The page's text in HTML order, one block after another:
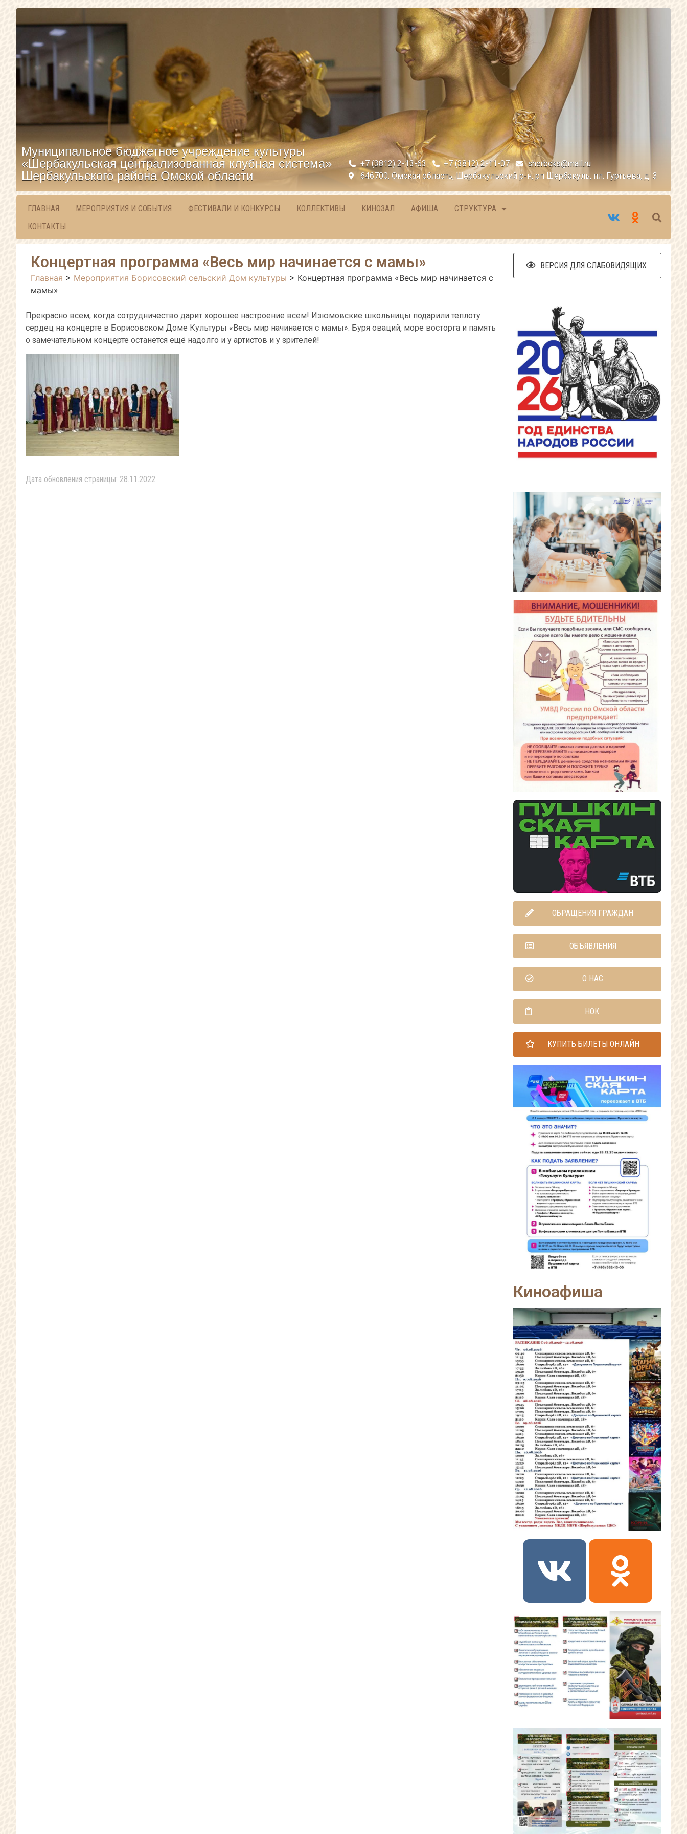
Муниципальное бюджетное учреждение культуры
«Шербакульская централизованная клубная система»
Шербакульского района Омской области
+7 (3812) 2-13-63 +7 (3812) 2-11-07
sherbcks@mail.ru
646700, Омская область, Шербакульский р-н, рп Шербакуль, пл. Гуртьева, д. 3
ГЛАВНАЯ МЕРОПРИЯТИЯ И СОБЫТИЯ ФЕСТИВАЛИ И КОНКУРСЫ КОЛЛЕКТИВЫ КИНОЗАЛ АФИША
СТРУКТУРА
КОНТАКТЫ
Концертная программа «Весь мир начинается с мамы»
Главная > Мероприятия Борисовский сельский Дом культуры > Концертная программа «Весь мир начинается с
мамы»
Прекрасно всем, когда сотрудничество дарит хорошее настроение всем! Изюмовские школьницы подарили теплоту
сердец на концерте в Борисовском Доме Культуры «Весь мир начинается с мамы». Буря оваций, море восторга и память
о замечательном концерте останется ещё надолго и у артистов и у зрителей!
Дата обновления страницы: 28.11.2022
ВЕРСИЯ ДЛЯ СЛАБОВИДЯЩИХ
ОБРАЩЕНИЯ ГРАЖДАН
ОБЪЯВЛЕНИЯ
О НАС
НОК
КУПИТЬ БИЛЕТЫ ОНЛАЙН
Киноафиша